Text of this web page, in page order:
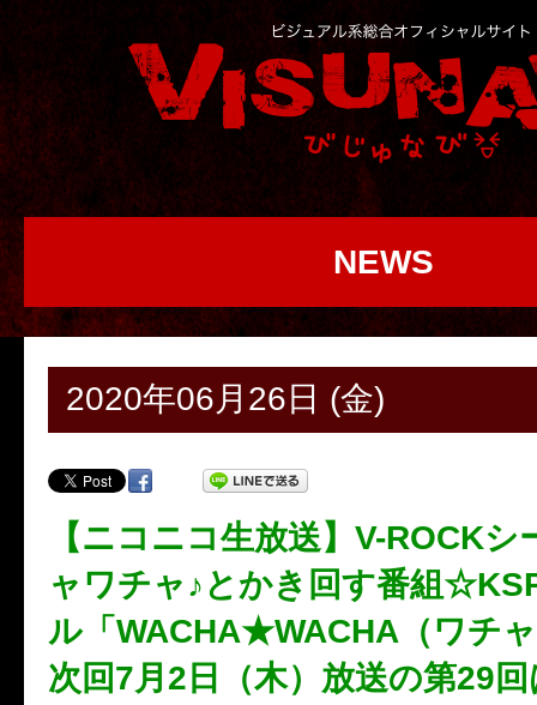
NEWS
2020年06月26日 (金)
【ニコニコ生放送】V-ROCKシ
ャワチャ♪とかき回す番組
ル「WACHA★WACHA（ワチ
次回7月2日（木）放送の第29